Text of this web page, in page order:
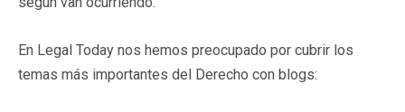
En Legal Today nos hemos preocupado por cubrir los
temas más importantes del Derecho con blogs: